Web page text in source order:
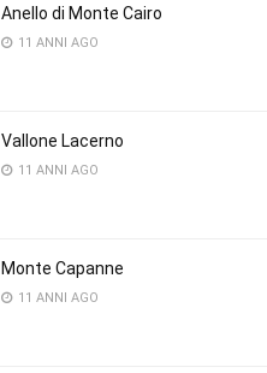
Anello di Monte Cairo
11 ANNI AGO
Vallone Lacerno
11 ANNI AGO
Monte Capanne
11 ANNI AGO